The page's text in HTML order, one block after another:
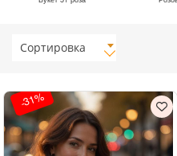
Сортировка
-31%